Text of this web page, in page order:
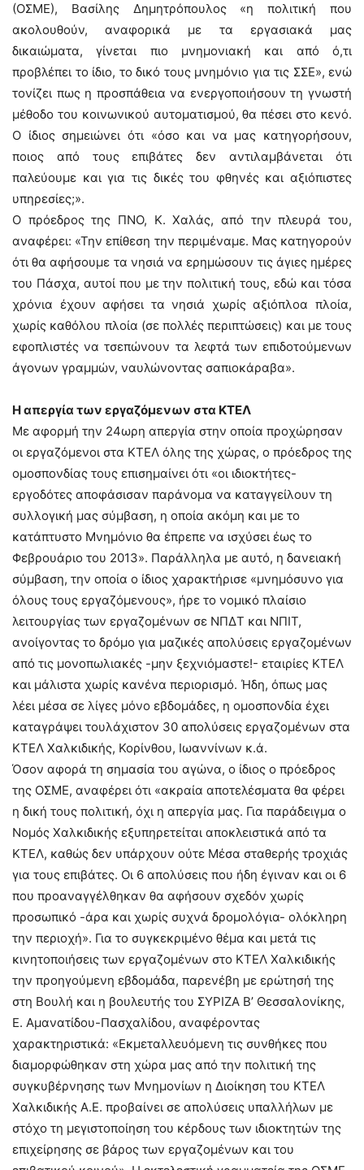
(ΟΣΜΕ), Βασίλης Δημητρόπουλος «η πολιτική που
ακολουθούν, αναφορικά με τα εργασιακά μας
δικαιώματα, γίνεται πιο μνημονιακή και από ό,τι
προβλέπει το ίδιο, το δικό τους μνημόνιο για τις ΣΣΕ», ενώ
τονίζει πως η προσπάθεια να ενεργοποιήσουν τη γνωστή
μέθοδο του κοινωνικού αυτοματισμού, θα πέσει στο κενό.
Ο ίδιος σημειώνει ότι «όσο και να μας κατηγορήσουν,
ποιος από τους επιβάτες δεν αντιλαμβάνεται ότι
παλεύουμε και για τις δικές του φθηνές και αξιόπιστες
υπηρεσίες;».
Ο πρόεδρος της ΠΝΟ, Κ. Χαλάς, από την πλευρά του,
αναφέρει: «Την επίθεση την περιμέναμε. Μας κατηγορούν
ότι θα αφήσουμε τα νησιά να ερημώσουν τις άγιες ημέρες
του Πάσχα, αυτοί που με την πολιτική τους, εδώ και τόσα
χρόνια έχουν αφήσει τα νησιά χωρίς αξιόπλοα πλοία,
χωρίς καθόλου πλοία (σε πολλές περιπτώσεις) και με τους
εφοπλιστές να τσεπώνουν τα λεφτά των επιδοτούμενων
άγονων γραμμών, ναυλώνοντας σαπιοκάραβα».
Η απεργία των εργαζόμενων στα ΚΤΕΛ
Με αφορμή την 24ωρη απεργία στην οποία προχώρησαν
οι εργαζόμενοι στα ΚΤΕΛ όλης της χώρας, ο πρόεδρος της
ομοσπονδίας τους επισημαίνει ότι «οι ιδιοκτήτες-
εργοδότες αποφάσισαν παράνομα να καταγγείλουν τη
συλλογική μας σύμβαση, η οποία ακόμη και με το
κατάπτυστο Μνημόνιο θα έπρεπε να ισχύσει έως το
Φεβρουάριο του 2013». Παράλληλα με αυτό, η δανειακή
σύμβαση, την οποία ο ίδιος χαρακτήρισε «μνημόσυνο για
όλους τους εργαζόμενους», ήρε το νομικό πλαίσιο
λειτουργίας των εργαζομένων σε ΝΠΔΤ και ΝΠΙΤ,
ανοίγοντας το δρόμο για μαζικές απολύσεις εργαζομένων
από τις μονοπωλιακές -μην ξεχνιόμαστε!- εταιρίες ΚΤΕΛ
και μάλιστα χωρίς κανένα περιορισμό. Ήδη, όπως μας
λέει μέσα σε λίγες μόνο εβδομάδες, η ομοσπονδία έχει
καταγράψει τουλάχιστον 30 απολύσεις εργαζομένων στα
ΚΤΕΛ Χαλκιδικής, Κορίνθου, Ιωαννίνων κ.ά.
Όσον αφορά τη σημασία του αγώνα, ο ίδιος ο πρόεδρος
της ΟΣΜΕ, αναφέρει ότι «ακραία αποτελέσματα θα φέρει
η δική τους πολιτική, όχι η απεργία μας. Για παράδειγμα ο
Νομός Χαλκιδικής εξυπηρετείται αποκλειστικά από τα
ΚΤΕΛ, καθώς δεν υπάρχουν ούτε Μέσα σταθερής τροχιάς
για τους επιβάτες. Οι 6 απολύσεις που ήδη έγιναν και οι 6
που προαναγγέλθηκαν θα αφήσουν σχεδόν χωρίς
προσωπικό -άρα και χωρίς συχνά δρομολόγια- ολόκληρη
την περιοχή». Για το συγκεκριμένο θέμα και μετά τις
κινητοποιήσεις των εργαζομένων στο ΚΤΕΛ Χαλκιδικής
την προηγούμενη εβδομάδα, παρενέβη με ερώτησή της
στη Βουλή και η βουλευτής του ΣΥΡΙΖΑ Β’ Θεσσαλονίκης,
Ε. Αμανατίδου-Πασχαλίδου, αναφέροντας
χαρακτηριστικά: «Εκμεταλλευόμενη τις συνθήκες που
διαμορφώθηκαν στη χώρα μας από την πολιτική της
συγκυβέρνησης των Μνημονίων η Διοίκηση του ΚΤΕΛ
Χαλκιδικής Α.Ε. προβαίνει σε απολύσεις υπαλλήλων με
στόχο τη μεγιστοποίηση του κέρδους των ιδιοκτητών της
επιχείρησης σε βάρος των εργαζομένων και του